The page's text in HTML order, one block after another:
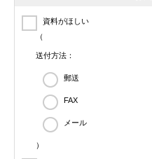
資料がほしい
（
送付方法：
郵送
FAX
メール
）